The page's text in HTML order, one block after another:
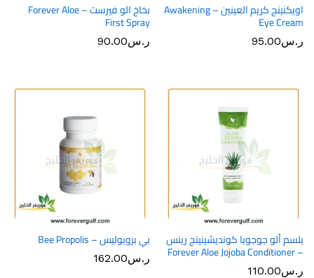
اويكنينج كريم العينين – Awakening
Eye Cream
ر.س95.00
بخاخ الو فيرست – Forever Aloe
First Spray
ر.س90.00
بلسم ألو جوجوبا كونديشينينج رينس
– Forever Aloe Jojoba Conditioner
ر.س110.00
بي بروبوليس – Bee Propolis
ر.س162.00